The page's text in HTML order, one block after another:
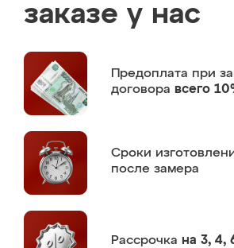
заказе у нас
Предоплата при
договора всего
Сроки
после замера
Рассрочка на 3, 4,